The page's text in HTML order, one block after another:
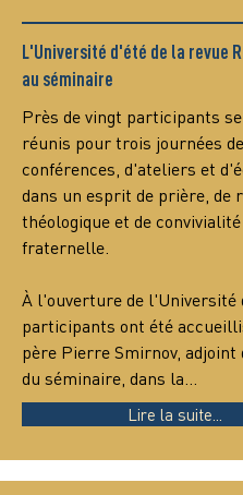
L'Université d'été de la revue
au séminaire
Près de vingt participants
réunis pour trois journées de
conférences, d'ateliers et
dans un esprit de prière, de
théologique et de convivialité
fraternelle.
À l'ouverture de l'Université
participants ont été
père Pierre Smirnov,
du séminaire, dans la…
Lire la suite...